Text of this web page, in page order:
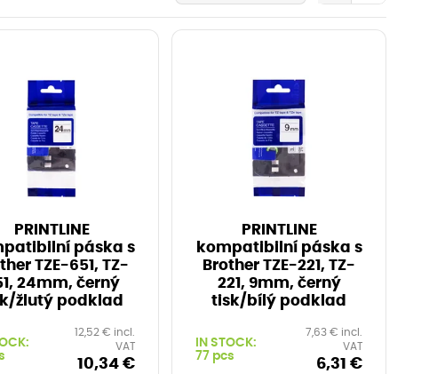
PRINTLINE
páska s
TZE-651, TZ-
24mm, černý
žlutý podklad
12,52 € incl.
VAT
10,34 €
PRINTLINE
kompatibilní páska s
Brother TZE-221, TZ-
221, 9mm, černý
tisk/bílý podklad
IN STOCK:
77 pcs
7,63 € incl.
VAT
6,31 €